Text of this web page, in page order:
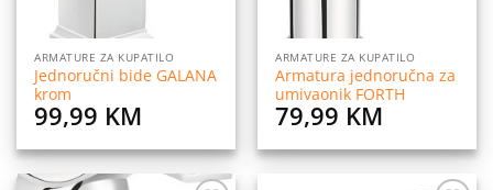
ARMATURE ZA KUPATILO
Jednoručni bide GALANA
krom
99,99 KM
ARMATURE ZA KUPATILO
Armatura jednoručna za
umivaonik FORTH
79,99 KM